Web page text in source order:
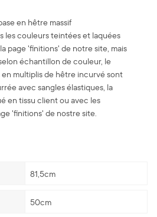
en hêtre massif
les couleurs teintées et laquées
page 'finitions' de notre site, mais
échantillon de couleur, le
multiplis de hêtre incurvé sont
avec sangles élastiques, la
en tissu client ou avec les
'finitions' de nostre site.
81,5cm
50cm